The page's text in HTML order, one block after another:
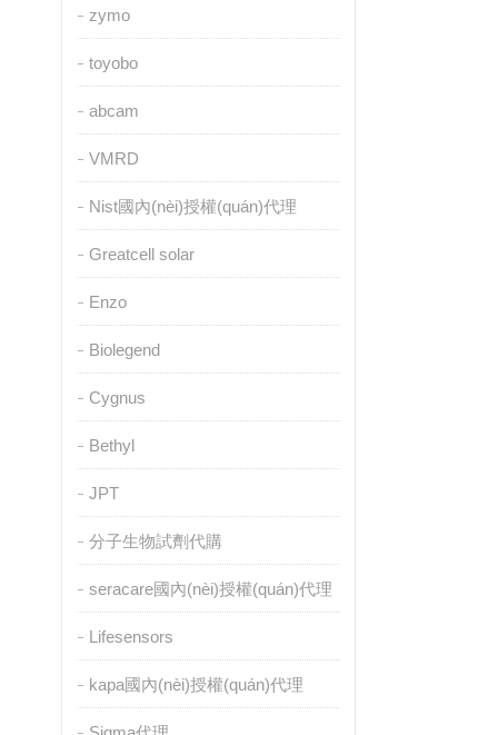
zymo
toyobo
abcam
VMRD
Nist國內(nèi)授權(quán)代理
Greatcell solar
Enzo
Biolegend
Cygnus
Bethyl
JPT
分子生物試劑代購
seracare國內(nèi)授權(quán)代理
Lifesensors
kapa國內(nèi)授權(quán)代理